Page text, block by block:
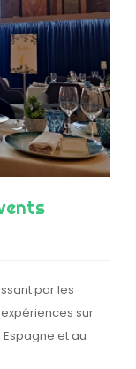
par les
sur
et au